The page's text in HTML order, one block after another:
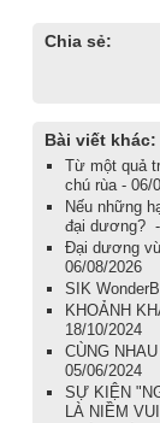
Chia sẻ:
Bài viết khác:
Từ một quả
chú rùa - 06/
Nếu những
đại dương?
Đại dương
06/08/2026
SIK
KHOẢNH
18/10/2024
CÙNG
05/06/2024
SỰ KIỆN
LÀ NIỀM